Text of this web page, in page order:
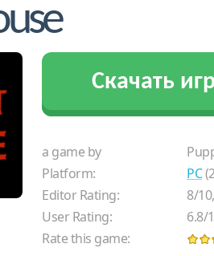
Скачать
a game by
Platform:
PC
Editor Rating:
8/10
User Rating:
6.8/
Rate this game: